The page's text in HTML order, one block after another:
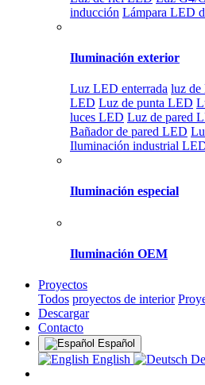
inducción Lámpara LED
Iluminación exterior
Luz LED enterrada luz de
LED Luz de punta LED
luces LED Luz de pared
Bañador de pared LED
Iluminación industrial
Iluminación especial
Iluminación OEM
Proyectos
Todos proyectos de interior
Descargar
Contacto
Español
English